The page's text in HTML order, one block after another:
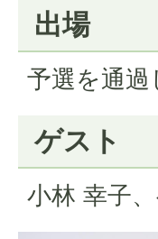
出場
予選を通過
ゲスト
小林 幸子